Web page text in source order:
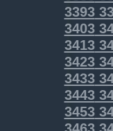
3393
3403
3413
3423
3433
3443
3453